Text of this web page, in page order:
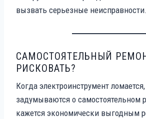
вызвать серьезные неисправности.
САМОСТОЯТЕЛЬНЫЙ
РИСКОВАТЬ?
Когда электроинструмент
задумываются о самостоятельном
кажется экономически выгодным